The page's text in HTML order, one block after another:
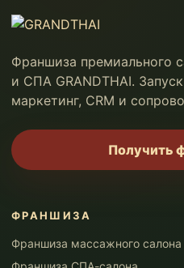
Франшиза премиального
и СПА GRANDTHAI.
маркетинг, CRM и
Получить
ФРАНШИЗА
Франшиза массажного салона